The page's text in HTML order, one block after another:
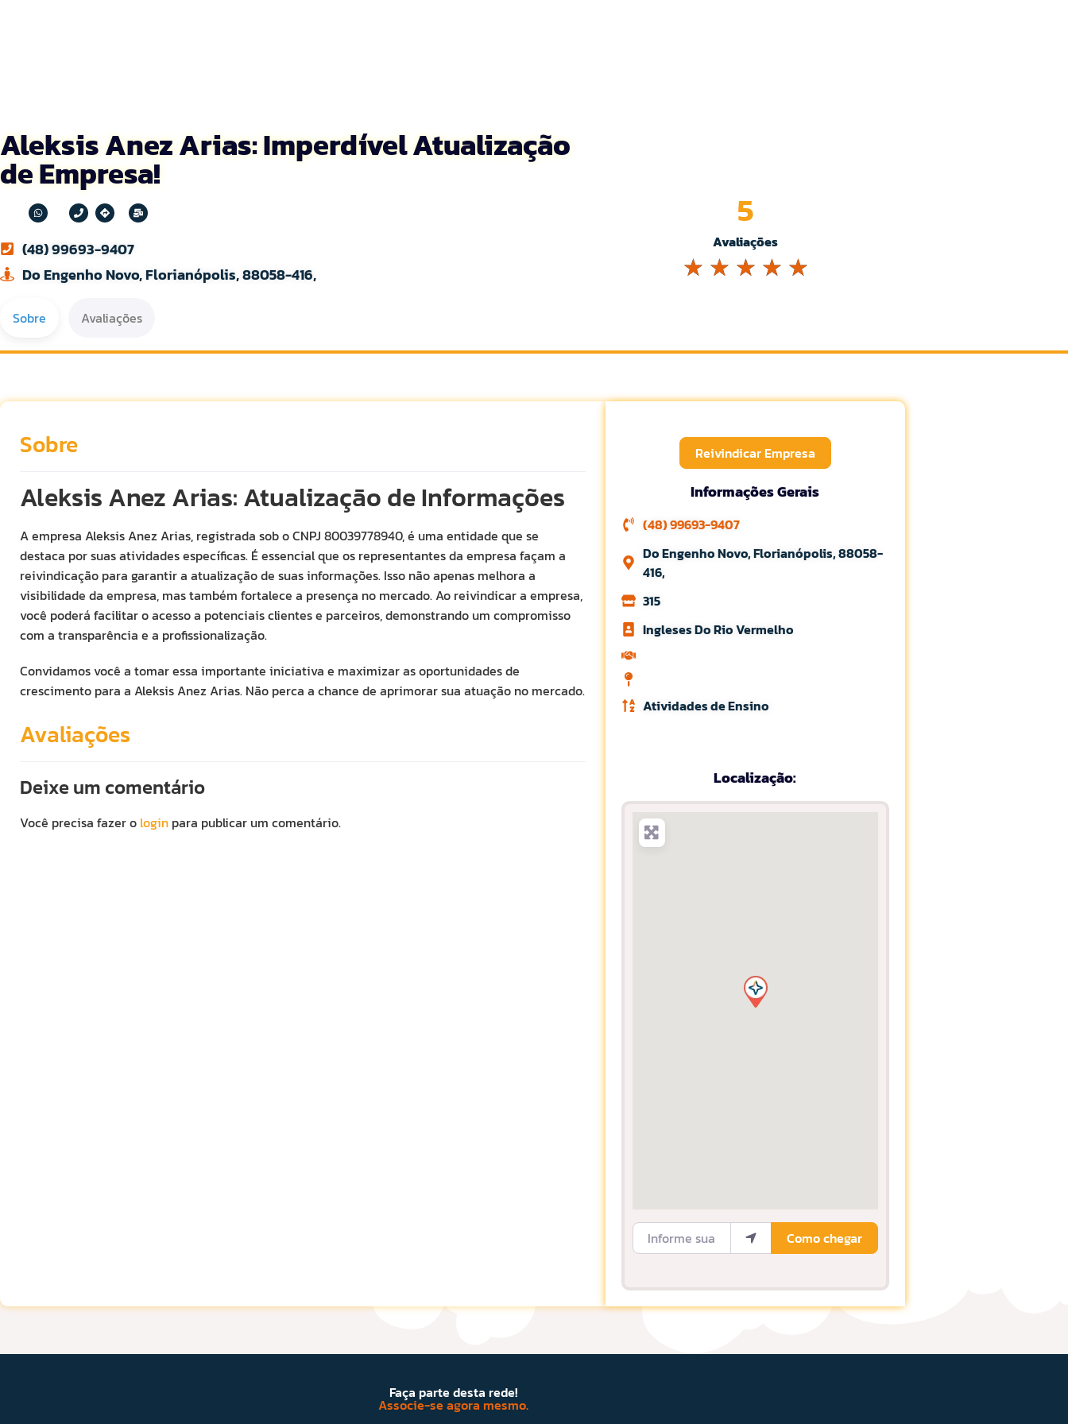
Aleksis Anez Arias: Imperdível Atualização
de Empresa!
(48) 99693-9407
Do Engenho Novo, Florianópolis, 88058-416,
Avaliações
5
☆ ☆ ☆ ☆ ☆
Sobre Avaliações
Sobre
Aleksis Anez Arias: Atualização de Informações
A empresa Aleksis Anez Arias, registrada sob o CNPJ 80039778940, é uma entidade que se
destaca por suas atividades específicas. É essencial que os representantes da empresa façam a
reivindicação para garantir a atualização de suas informações. Isso não apenas melhora a
visibilidade da empresa, mas também fortalece a presença no mercado. Ao reivindicar a empresa,
você poderá facilitar o acesso a potenciais clientes e parceiros, demonstrando um compromisso
com a transparência e a profissionalização.
Convidamos você a tomar essa importante iniciativa e maximizar as oportunidades de
crescimento para a Aleksis Anez Arias. Não perca a chance de aprimorar sua atuação no mercado.
Avaliações
Deixe um comentário
Você precisa fazer o login para publicar um comentário.
Reivindicar Empresa
Informações Gerais
(48) 99693-9407
Do Engenho Novo, Florianópolis, 88058-
416,
315
Ingleses Do Rio Vermelho
Atividades de Ensino
Localização:
Informe sua Localização
Como chegar
Faça parte desta rede!
Associe-se agora mesmo.